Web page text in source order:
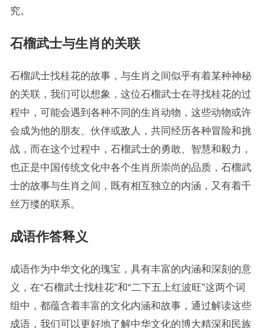
究。
石榴武士与生肖的关联
石榴武士找桂花的故事，与生肖之间似乎有着某种神秘
的关联，我们可以想象，这位石榴武士在寻找桂花的过
程中，可能会遇到各种不同的生肖动物，这些动物或许
会成为他的朋友、伙伴或敌人，共同经历各种冒险和挑
战，而在这个过程中，石榴武士的勇敢、智慧和毅力，
也正是中国传统文化中各个生肖所崇尚的品质，石榴武
士的故事与生肖之间，既有相互独立的内涵，又有着千
丝万缕的联系。
成语作答释义
成语作为中华文化的瑰宝，具有丰富的内涵和深刻的意
义，在“石榴武士找桂花”和“二下五上红波旺”这两个词
组中，都蕴含着丰富的文化内涵和故事，通过解读这些
成语，我们可以更好地了解中华文化的博大精深和民族